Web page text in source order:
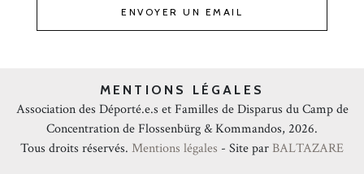
ENVOYER UN EMAIL
MENTIONS LÉGALES
Association des Déporté.e.s et Familles de Disparus du Camp de
Concentration de Flossenbürg & Kommandos, 2026.
Tous droits réservés. Mentions légales - Site par BALTAZARE